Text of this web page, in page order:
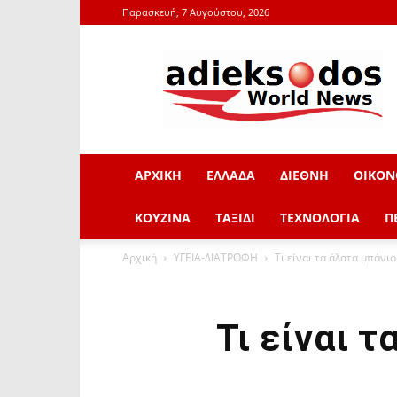
Παρασκευή, 7 Αυγούστου, 2026
adieksodos.gr
ΑΡΧΙΚΗ ΕΛΛΑΔΑ ΔΙΕΘΝΗ
ΚΟΥΖΙΝΑ ΤΑΞΙΔΙ ΤΕΧΝΟΛΟΓΙΑ
Αρχική ΥΓΕΙΑ-ΔΙΑΤΡΟΦΗ Τι είναι τα άλατα
Τι είναι